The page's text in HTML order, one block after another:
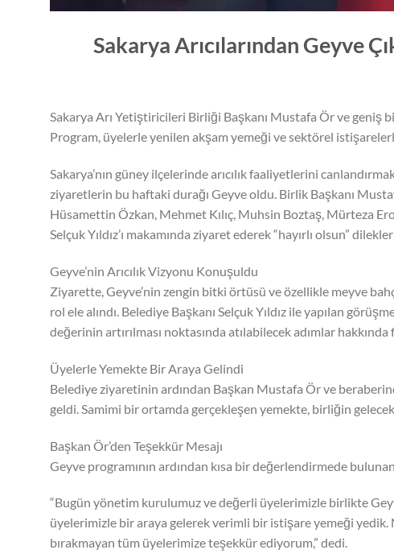
Sakarya Arıcılarından Geyve
Sakarya Arı Yetiştiricileri Birliği Başkanı Mustafa Ör ve geniş
Program, üyelerle yenilen akşam yemeği ve sektörel
Sakarya’nın güney ilçelerinde arıcılık faaliyetlerini
ziyaretlerin bu haftaki durağı Geyve oldu. Birlik Başkanı
Hüsamettin Özkan, Mehmet Kılıç, Muhsin Boztaş, Mürteza
Selçuk Yıldız’ı makamında ziyaret ederek “hayırlı olsun”
Geyve’nin Arıcılık Vizyonu Konuşuldu
Ziyarette, Geyve’nin zengin bitki örtüsü ve özellikle meyve
rol ele alındı. Belediye Başkanı Selçuk Yıldız ile yapılan
değerinin artırılması noktasında atılabilecek adımlar
Üyelerle Yemekte Bir Araya Gelindi
Belediye ziyaretinin ardından Başkan Mustafa Ör ve
geldi. Samimi bir ortamda gerçekleşen yemekte, birliğin
Başkan Ör’den Teşekkür Mesajı
Geyve programının ardından kısa bir değerlendirmede
“Bugün yönetim kurulumuz ve değerli üyelerimizle birlikte
üyelerimizle bir araya gelerek verimli bir istişare yemeği yedik.
bırakmayan tüm üyelerimize teşekkür ediyorum,” dedi.